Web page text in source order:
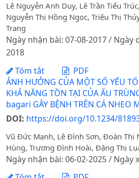
Lê Nguyễn Anh Duy, Lê Trần Tiểu
Nguyễn Thị Hồng Ngọc, Triệu Thị
Trang
Ngày nhận bài: 07-08-2017 / Ngày
2018
Tóm tắt
PDF
ẢNH HƯỞNG CỦA MỘT SỐ YẾU
KHẢ NĂNG TỒN TẠI CỦA ẤU
bagari GÂY BỆNH TRÊN CÁ NHEO
DOI: https://doi.org/10.1234/
Vũ Đức Mạnh, Lê Đình Sơn, Đoàn Thị
Hùng, Trương Đình Hoài, Đặng Thị
Ngày nhận bài: 06-02-2025 / Ngày